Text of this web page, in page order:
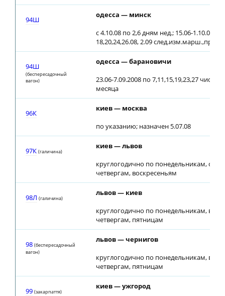
94Ш
одесса — минск
с 4.10.08 по 2,6 дням нед.; 15.06-1.10.08
18,20,24,26.08, 2.09
94Ш
(беспересадочный
вагон)
одесса — барановичи
23.06-7.09.2008 по 7,11,15,19,23,27
месяца
96К
киев — москва
по указанию; назначен 5.07.08
97К (галичина)
киев — львов
круглогодично по понедельникам,
четвергам, воскресеньям
98Л (галичина)
львов — киев
круглогодично по понедельникам,
четвергам, пятницам
98 (беспересадочный
вагон)
львов — чернигов
круглогодично по понедельникам,
четвергам, пятницам
99 (закарпаття)
киев — ужгород